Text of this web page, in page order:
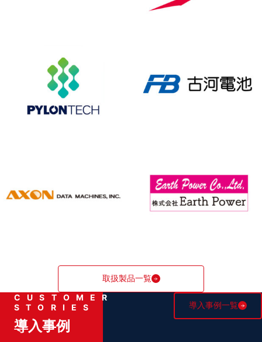
取扱製品一覧
CUSTOMER
STORIES
導入事例
導入事例一覧